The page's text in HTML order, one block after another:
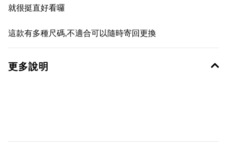
就很挺直好看囉
這款有多種尺碼,不適合可以隨時寄回更換
更多說明